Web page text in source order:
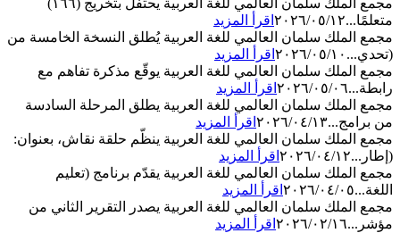
مجمع الملك سلمان العالمي للغة العربية يحتفل بتخريج (١٦٦)
متعلمًا...٢٠٢٦/٠٥/١٢ اقرأ المزيد
مجمع الملك سلمان العالمي للغة العربية يُطلق النسخة الخامسة من
(تحدي... ٢٠٢٦/٠٥/١٠ اقرأ المزيد
مجمع الملك سلمان العالمي للغة العربية يوقّع مذكرة تفاهم مع
رابطة...٢٠٢٦/٠٥/٠٦ اقرأ المزيد
مجمع الملك سلمان العالمي للغة العربية يطلق المرحلة السادسة
من برامج...٢٠٢٦/٠٤/١٣ اقرأ المزيد
مجمع الملك سلمان العالمي للغة العربية ينظّم حلقة نقاش، بعنوان:
(إطار...٢٠٢٦/٠٤/١٢ اقرأ المزيد
مجمع الملك سلمان العالمي للغة العربية يقدّم برنامج (تعليم
اللغة...٢٠٢٦/٠٤/٠٥ اقرأ المزيد
مجمع الملك سلمان العالمي للغة العربية يصدر التقرير الثاني من
مؤشر...٢٠٢٦/٠٢/١٦ اقرأ المزيد